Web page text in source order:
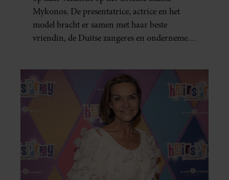
Mykonos. De presentatrice, actrice en het
model bracht er samen met haar beste
vriendin, de Duitse zangeres en ondernemer
zonovergoten bestemming én vertelt ze hoe
bijzonder de reis voor haar is geweest.